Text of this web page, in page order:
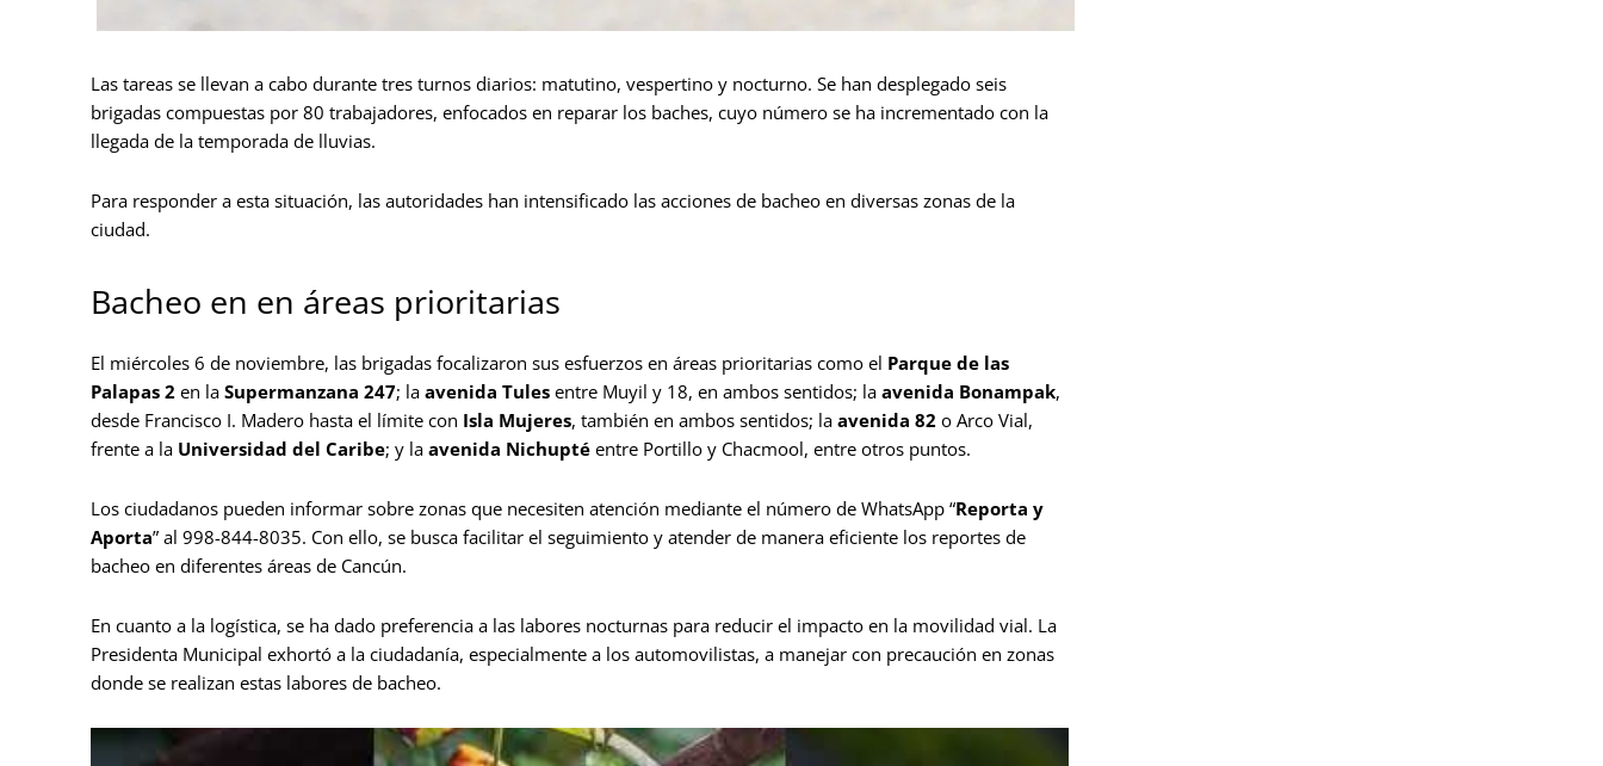
Las tareas se llevan a cabo durante tres turnos diarios: matutino, vespertino y nocturno. Se han desplegado seis
brigadas compuestas por 80 trabajadores, enfocados en reparar los baches, cuyo número se ha incrementado con la
llegada de la temporada de lluvias.
Para responder a esta situación, las autoridades han intensificado las acciones de bacheo en diversas zonas de la
ciudad.
Bacheo en en áreas prioritarias
El miércoles 6 de noviembre, las brigadas focalizaron sus esfuerzos en áreas prioritarias como el Parque de las
Palapas 2 en la Supermanzana 247; la avenida Tules entre Muyil y 18, en ambos sentidos; la avenida Bonampak,
desde Francisco I. Madero hasta el límite con Isla Mujeres, también en ambos sentidos; la avenida 82 o Arco Vial,
frente a la Universidad del Caribe; y la avenida Nichupté entre Portillo y Chacmool, entre otros puntos.
Los ciudadanos pueden informar sobre zonas que necesiten atención mediante el número de WhatsApp “Reporta y
Aporta” al 998-844-8035. Con ello, se busca facilitar el seguimiento y atender de manera eficiente los reportes de
bacheo en diferentes áreas de Cancún.
En cuanto a la logística, se ha dado preferencia a las labores nocturnas para reducir el impacto en la movilidad vial. La
Presidenta Municipal exhortó a la ciudadanía, especialmente a los automovilistas, a manejar con precaución en zonas
donde se realizan estas labores de bacheo.